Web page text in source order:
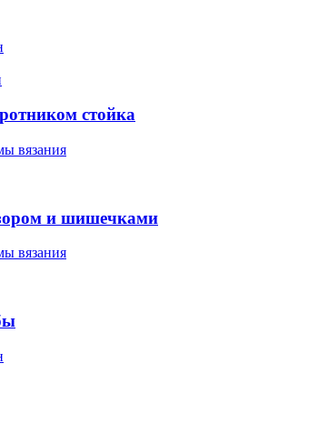
стойка
вязания
и шишечками
вязания